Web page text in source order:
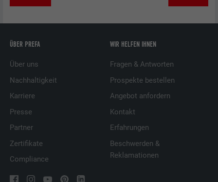
ÜBER PREFA
Über uns
Nachhaltigkeit
Karriere
Presse
Partner
Zertifikate
Compliance
WIR HELFEN IHNEN
Fragen & Antworten
Prospekte bestellen
Angebot anfordern
Kontakt
Erfahrungen
Beschwerden &
Reklamationen